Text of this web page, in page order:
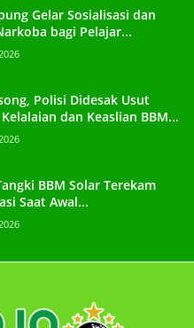
Gelar Sosialisasi dan
bagi Pelajar...
Polisi Didesak Usut
dan Keaslian BBM...
BBM Solar Terekam
Saat Awal...